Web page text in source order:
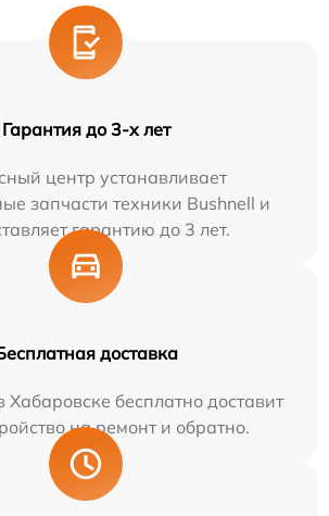
Гарантия до 3-х лет
центр устанавливает
запчасти техники Bushnell и
гарантию до 3 лет.
доставка
бесплатно доставит
на ремонт и обратно.